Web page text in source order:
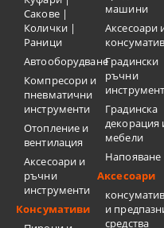
Сакове |
Колички |
Раници
Автооборудване
Компресори и
пневматични
инструменти
Отопление и
вентилация
Аксесоари и
ръчни
инструменти
Консумативи
машини
Аксесоари
Градински
ръчни
Градинска
декорация
мебели
Напояване
Аксесоари
и
средства